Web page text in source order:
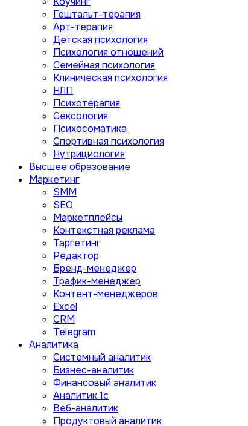
Гештальт-терапия
Арт-терапия
Детская психология
Психология отношений
Семейная психология
Клиническая психология
НЛП
Психотерапия
Сексология
Психосоматика
Спортивная психология
Нутрициология
Высшее образование
Маркетинг
SMM
SEO
Маркетплейсы
Контекстная реклама
Таргетинг
Редактор
Бренд-менеджер
Трафик-менеджер
Контент-менеджеров
Excel
CRM
Telegram
Аналитика
Системный аналитик
Бизнес-аналитик
Финансовый аналитик
Aналитик 1с
Веб-аналитик
Продуктовый аналитик